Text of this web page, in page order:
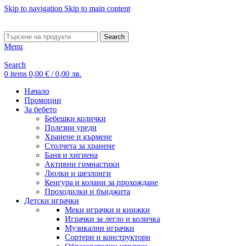
Skip to navigation Skip to main content
Search
Menu
Search
0 items 0,00 € / 0,00 лв.
Начало
Промоции
За бебето
Бебешки колички
Полезни уреди
Хранене и кърмене
Столчета за хранене
Баня и хигиена
Активни гимнастики
Люлки и шезлонги
Кенгура и колани за прохождане
Проходилки и бънджита
Детски играчки
Меки играчки и книжки
Играчки за легло и количка
Музикални играчки
Сортери и конструктори